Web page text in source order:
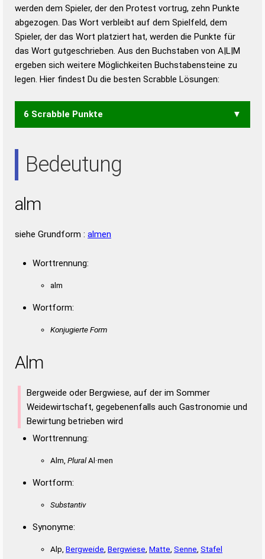
Duden – Standardwerk in 12 Bänden
Duden – Richtiges und gutes
Deutsch
Duden – Die deutsche Grammatik
Duden – Deutsches
Universalwörterbuch
werden dem Spieler, der den Protest vortrug, zehn Punkte
abgezogen. Das Wort verbleibt auf dem Spielfeld, dem
Spieler, der das Wort platziert hat, werden die Punkte für
das Wort gutgeschrieben. Aus den Buchstaben von A|L|M
ergeben sich weitere Möglichkeiten Buchstabensteine zu
legen. Hier findest Du die besten Scrabble Lösungen:
6 Scrabble Punkte
Bedeutung
alm
siehe Grundform : almen
Worttrennung:
alm
Wortform:
Konjugierte Form
Alm
Bergweide oder Bergwiese, auf der im Sommer
Weidewirtschaft, gegebenenfalls auch Gastronomie und
Bewirtung betrieben wird
Worttrennung:
Alm, PluralAl·men
Wortform:
Substantiv
Synonyme:
Alp, Bergweide Bergwiese Matte Senne Stafel